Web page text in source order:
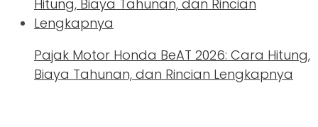
Pajak Motor Honda BeAT 2026: Cara Hitung,
Biaya Tahunan, dan Rincian Lengkapnya